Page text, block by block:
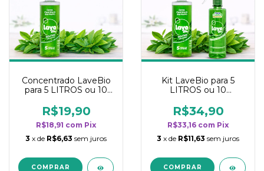
Concentrado LaveBio
para 5 LITROS ou 10
rendimento da
categoria - Neutro
R$19,90
R$18,91 com Pix
3 x de R$6,63 sem juros
Kit LaveBio para 5
LITROS ou 10
rendimento da
categoria - Neutro
R$34,90
R$33,16 com Pix
3 x de R$11,63 sem juros